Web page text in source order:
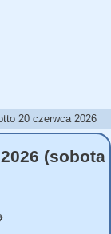
20 czerwca 2026
(sobota